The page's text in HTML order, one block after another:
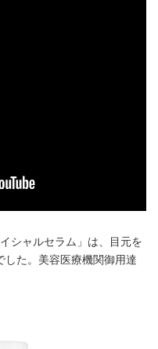
シャルセラム」は、目元を
した。美容医療機関御用達